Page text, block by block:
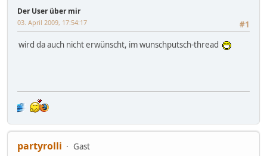
Der User über mir
#1
03. April 2009, 17:54:17
wird da auch nicht erwünscht, im wunschputsch-thread
partyrolli Gast